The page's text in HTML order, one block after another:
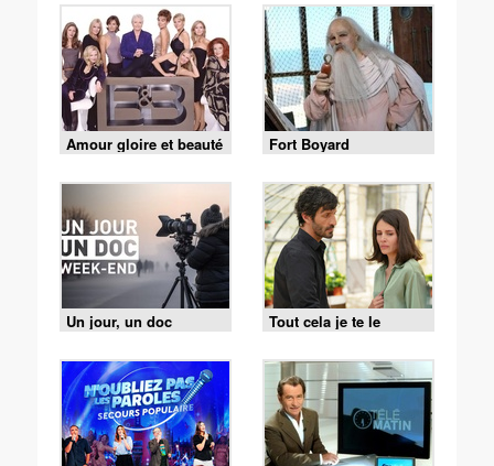
Amour gloire et beauté Fort Boyard
Un jour, un doc Tout cela je te le
donnerai